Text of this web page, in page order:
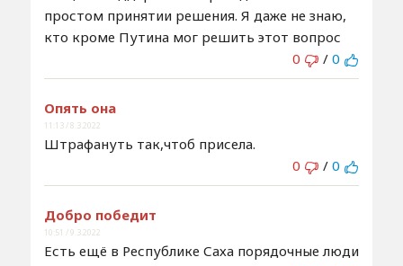
простом принятии решения. Я даже не знаю,
кто кроме Путина мог решить этот вопрос
0
/ 0
Опять она
11:13 / 8.3.2022
Штрафануть так,чтоб присела.
0
/ 0
Добро победит
10:51 / 9.3.2022
Есть ещё в Республике Саха порядочные люди